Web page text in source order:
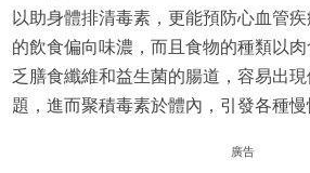
以助身體排清毒素，更能預防心血管
的飲食偏向味濃，而且食物的種類以
乏膳食纖維和益生菌的腸道，容易出
題，進而聚積毒素於體內，引發各種慢
廣告